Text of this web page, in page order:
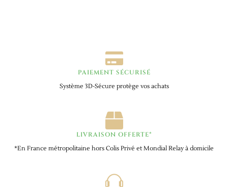
PAIEMENT SÉCURISÉ
Système 3D-Sécure protège vos achats
LIVRAISON OFFERTE*
*En France métropolitaine hors Colis Privé et Mondial Relay à domicile